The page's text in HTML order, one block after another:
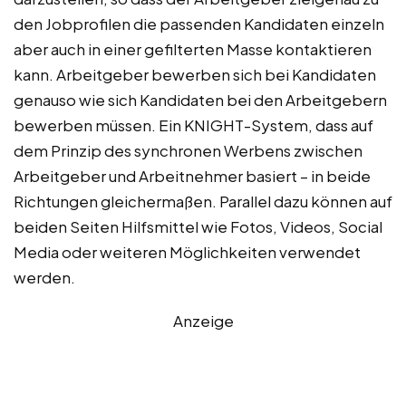
den Jobprofilen die passenden Kandidaten einzeln
aber auch in einer gefilterten Masse kontaktieren
kann. Arbeitgeber bewerben sich bei Kandidaten
genauso wie sich Kandidaten bei den Arbeitgebern
bewerben müssen. Ein KNIGHT-System, dass auf
dem Prinzip des synchronen Werbens zwischen
Arbeitgeber und Arbeitnehmer basiert – in beide
Richtungen gleichermaßen. Parallel dazu können auf
beiden Seiten Hilfsmittel wie Fotos, Videos, Social
Media oder weiteren Möglichkeiten verwendet
werden.
Anzeige